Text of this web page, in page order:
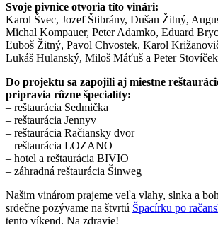
Svoje pivnice otvoria títo vinári:
Karol Švec, Jozef Štibrány, Dušan Žitný,
Michal Kompauer, Peter Adamko, Eduard
Ľuboš Žitný, Pavol Chvostek, Karol
Lukáš Hulanský, Miloš Máťuš a Peter
Do projektu sa zapojili aj miestne
pripravia rôzne špeciality:
– reštaurácia Sedmička
– reštaurácia Jennyv
– reštaurácia Račiansky dvor
– reštaurácia LOZANO
– hotel a reštaurácia BIVIO
– záhradná reštaurácia Šinweg
Našim vinárom prajeme veľa vlahy, slnka a
srdečne pozývame na štvrtú Špacírku po
tento víkend. Na zdravie!